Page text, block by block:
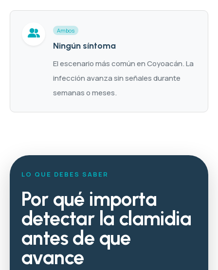
Ambos
Ningún síntoma
El escenario más común en Coyoacán. La
infección avanza sin señales durante
semanas o meses.
LO QUE DEBES SABER
Por qué importa
detectar la clamidia
antes de que
avance